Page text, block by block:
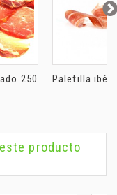
250
Paletilla
producto